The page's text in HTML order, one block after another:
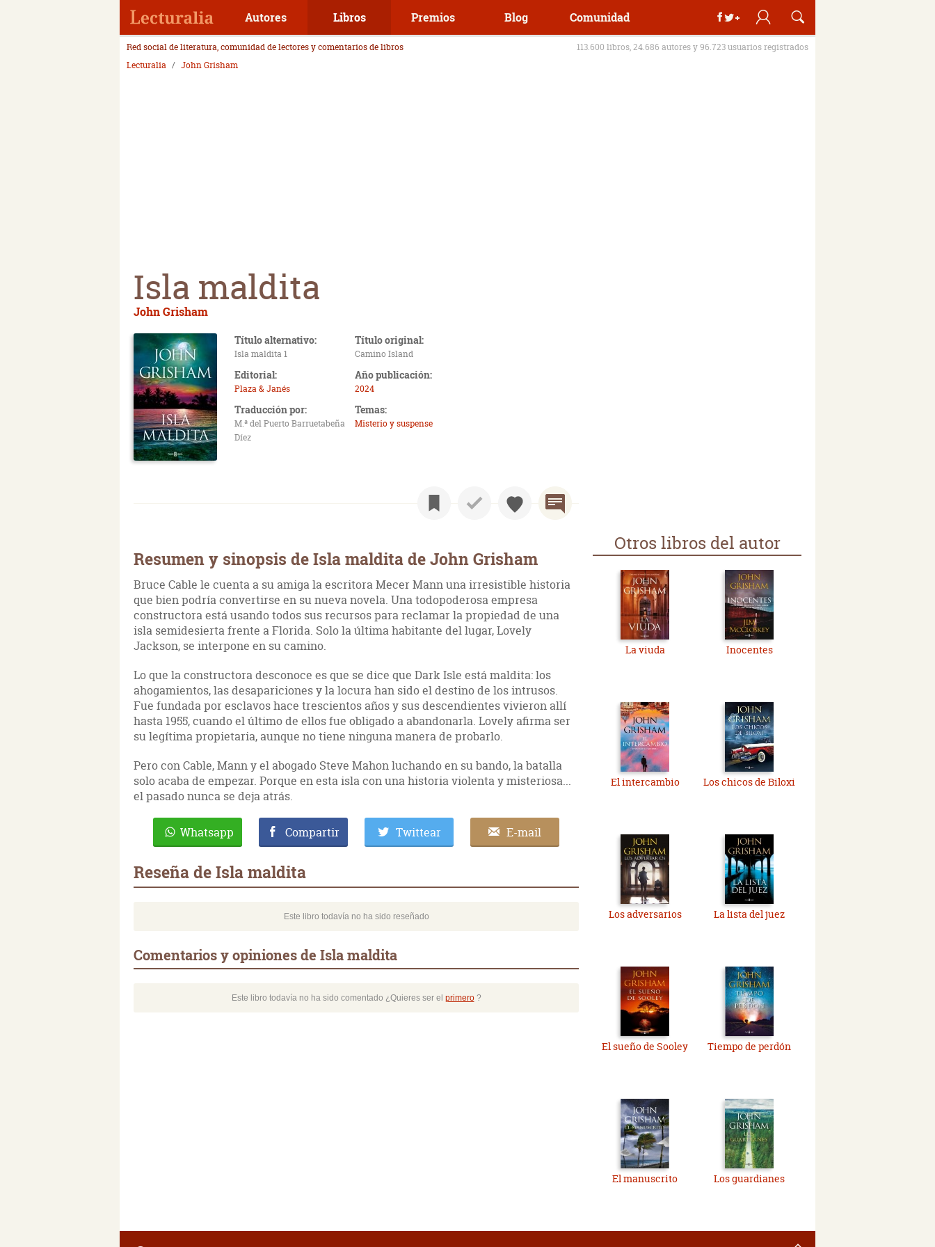
Autores Libros Premios Blog Comunidad
Red social de literatura, comunidad de lectores y comentarios de libros
113.600 libros, 24.686 autores y 96.723 usuarios registrados
Lecturalia
John Grisham
Isla maldita
John Grisham
Título alternativo:
Isla maldita 1
Título original:
Camino Island
Editorial:
Plaza & Janés
Año publicación:
2024
Traducción por:
M.ª del Puerto Barruetabeña
Díez
Temas:
Misterio y suspense
Resumen y sinopsis de Isla maldita de John Grisham
Bruce Cable le cuenta a su amiga la escritora Mecer Mann una irresistible historia
que bien podría convertirse en su nueva novela. Una todopoderosa empresa
constructora está usando todos sus recursos para reclamar la propiedad de una
isla semidesierta frente a Florida. Solo la última habitante del lugar, Lovely
Jackson, se interpone en su camino.
Lo que la constructora desconoce es que se dice que Dark Isle está maldita: los
ahogamientos, las desapariciones y la locura han sido el destino de los intrusos.
Fue fundada por esclavos hace trescientos años y sus descendientes vivieron allí
hasta 1955, cuando el último de ellos fue obligado a abandonarla. Lovely afirma ser
su legítima propietaria, aunque no tiene ninguna manera de probarlo.
Pero con Cable, Mann y el abogado Steve Mahon luchando en su bando, la batalla
solo acaba de empezar. Porque en esta isla con una historia violenta y misteriosa...
el pasado nunca se deja atrás.
Whatsapp Compartir Twittear E-mail
Reseña de Isla maldita
Este libro todavía no ha sido reseñado
Comentarios y opiniones de Isla maldita
Este libro todavía no ha sido comentado ¿Quieres ser el primero?
Otros libros del autor
La viuda Inocentes
El intercambio Los chicos de Biloxi
Los adversarios La lista del juez
El sueño de Sooley Tiempo de perdón
El manuscrito Los guardianes